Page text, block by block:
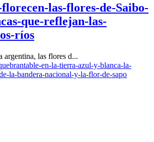
las-flores-de-Saibo-
que-reflejan-las-
ríos
argentina, las flores d...